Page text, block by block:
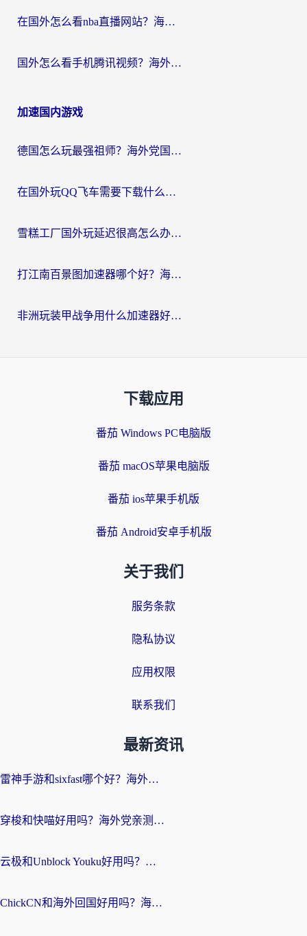
在国外怎么看nba直播网站？海外党专属体育观赛指南，告别地区限制！
国外怎么看手机腾讯视频？海外党亲测有效的追剧加速器选择指南
加速国内游戏
德国怎么玩最强祖师？海外党国服游戏加速器选择全攻略（附宝可梦Online实测）
在国外玩QQ飞车需要下载什么加速器呢？海外党亲测有效的国服游戏加速指南
雪糕工厂国外玩延迟很高怎么办？海外玩家国服游戏加速终极攻略（附实测推荐）
打江南百景图加速器哪个好？海外党踩坑N次后，终于找到不卡的秘诀
非洲玩装甲战争用什么加速器好？海外党亲测有效的国服游戏加速方案
下载应用
番茄 Windows PC电脑版
番茄 macOS苹果电脑版
番茄 ios苹果手机版
番茄 Android安卓手机版
关于我们
服务条款
隐私协议
应用权限
联系我们
最新资讯
雷神手游和sixfast哪个好？海外党亲测3款回国加速器，教你选对不踩坑
穿梭和快喵好用吗？海外党亲测：小众加速器对比+番茄加速器深度体验
云极和Unblock Youku好用吗？海外党亲测+2026回国加速器避坑指南
ChickCN和海外回国好用吗？海外党2026亲测：从手游到影音，选对加速器的3个关键